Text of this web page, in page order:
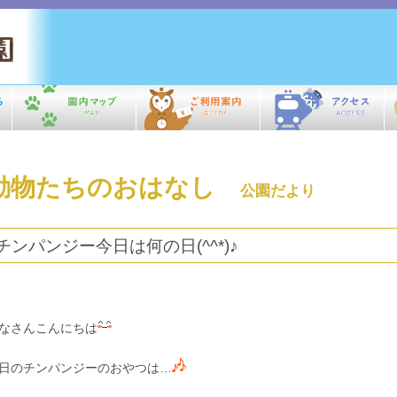
物たちのおはなし 公園だより
ンパンジー今日は何の日(^^*)♪
さんこんにちは
のチンパンジーのおやつは…